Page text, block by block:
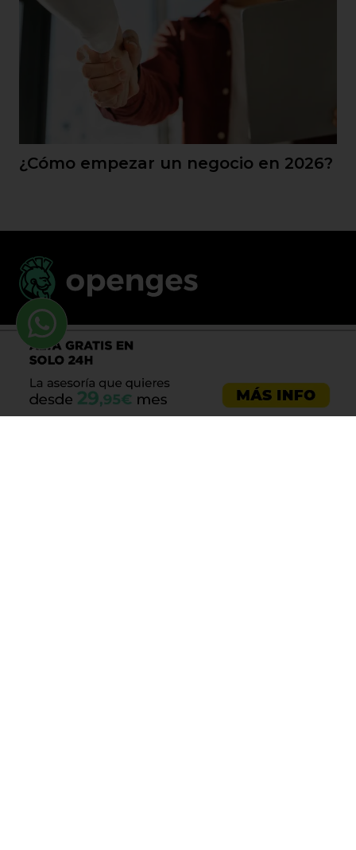
¿Cómo empezar un negocio en 2026?
Llama al 900 730 037
Asesoría emprendedores